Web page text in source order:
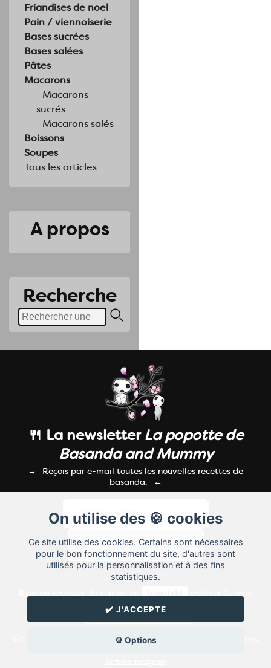
Friandises de noel
Pain / viennoiserie
Bases sucrées
Bases salées
Pâtes
Macarons
Macarons
sucrés
Macarons salés
Boissons
Soupes
Tous les articles
A propos
Recherche
On utilise des 🍪 cookies
Ce site utilise des cookies. Certains sont nécessaires
pour le bon fonctionnement du site, d'autres sont
utilisés pour la personnalisation et à des fins
statistiques.
✔️ J'ACCEPTE
⚙️ Options
🍴 La newsletterLa popotte de
Basanda and Mummy
Reçois par e-mail toutes les nouvelles recettes de
basanda.
✉️ Contacter basanda
© Cuisine.land : La plateforme de blog spécialisée dans les blogs culinaires.
Créer un blog de cuisine